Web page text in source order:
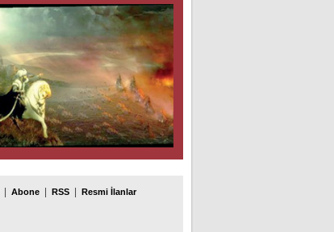
Abone RSS
Resmi İlanlar